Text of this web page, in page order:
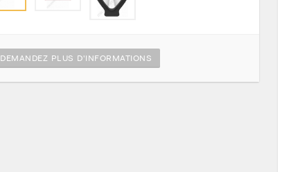
DEMANDEZ PLUS D'INFORMATIONS